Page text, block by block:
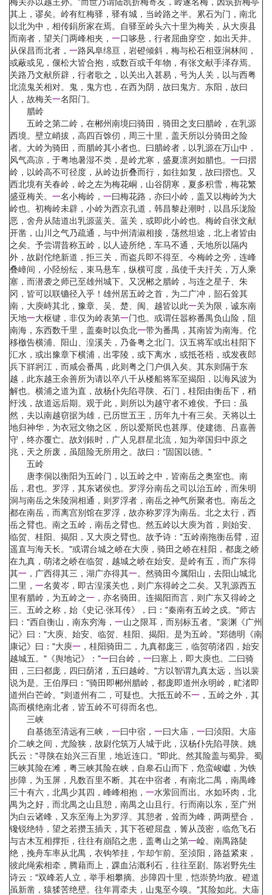
其上，谬矣。岭有红梅驿，驿有城，当岭路之半。累石为门，南北
以北为中，相传鋗所家在焉。自驿至岭头六十里为梅关，从大庾县
而南者，望关门两峰相夹， 一口哆悬，行者屈曲穿空，如出天井。
从保昌而北者， 一路风阜绵亘，岩磴倾斜，梅与松石相亚涧林间，
或蔽或见，偃松大皆合抱，或数百或千年物，有张文献手泽存焉。
关路乃文献所辟，行者歌之，以关出入甚易，号为人关，以与西粤
北流鬼关相对。鬼，鬼方也，在西为阴，故曰鬼方。东阳，故曰
人，故梅关一名阳门。
腊岭
五岭之第二岭，在郴州南境曰骑田，骑田之支曰腊岭，在乳源
西境。壁立峭拔，高四百馀仞，周三十里，盖天所以分骑田之险
者。大岭为骑田，而腊岭其小者也。曰腊岭者，以乳源在万山中，
风气高凉，于粤地暑湿不类，是岭尤寒，盛夏凛冽如腊也。 一曰摺
岭，以岭高不可径度，从岭边折叠而行，如往如复，故曰摺也。又
西北境有关春岭，岭之左为梅花峒，山谷阴寒，夏多积雪，梅花繁
盛亚梅关。 一名小梅岭， 一曰梅花路，亦曰小岭，盖又以梅岭为大
岭也。初梅岭未辟，小岭为西京孔道，韩昌黎赴潮时，以昌乐泷险
恶，舍舟从陆道出乳源蓝关。蓝关，或即此小岭也。梅岭自张文献
开凿，山川之气乃疏通，与中州清淑相接，荡然坦途，北上者皆由
之矣。予尝谓昔称五岭，以人迹所绝，车马不通，天地所以隔内
外，故尉佗绝新道，拒三关，而盗兵即不得至。今梅岭之旁，连峰
叠嶂间，小陉纷纭，束马悬车，纵横可度，虽使千夫扞关，万人乘
塞，而潜袭之师已至雄州城下。又况郴之腊岭，与连之星子、朱
冈，皆可以联镳径入乎！雄州居五岭之首，为二广冲，韶石耸其
南，大庾峙其北，豫章、吴、楚、闽、越皆以此一关为限，诚东南
天地一大枢键，非仅为岭表第一门也。或谓任嚣称番禺负山险，阻
南海，东西数千里，盖秦时以负北一带为番禺，其南皆为南海。佗
移檄告横浦、阳山、湟溪关，乃备粤之北门。汉五将军或出桂阳下
汇水，或出豫章下横浦，出零陵，或下离水，或抵苍梧，或发夜郎
兵下牂牁江，而咸会番禺，此则粤之门户俱入矣。其东则隔于东
越，此东越王余善所为请以卒八千从楼船将军至揭阳，以海风波为
解也。横浦之道为直，故杨仆先陷寻陕、石门，桂阳由衡岳下，稍
纡浅，故道远后期。观于此，则所以为越守者不难俟。予曰：虽
然，夫以南越窃据为雄，已历世五王，历年九十有三矣。天将以土
地归神华，为衣冠文物之区，所以爱斯民也甚厚。使建德、吕嘉善
守，终亦覆亡。故刘鋹时，广人见群星北流，知为举国归中原之
兆，天之所废，虽阻险无所用之。故曰："固国以德。"
五岭
唐李侗以衡阳为五岭门，以五岭之中，皆南岳之奥室也。南
岳，君也。罗浮，其东诸侯也。罗浮分南岳之司以治五岭，而朱明
洞与南岳之朱陵洞相通，则罗浮者，南岳之神气所聚者也。南岳之
都在南岳，而离宫别馆在罗浮，故亦称罗浮为南岳。北之太行，西
岳之臂也。南之五岭，南岳之臂也。然五岭以大庾为首，则始安、
临贺、桂阳、揭阳，又大庾之臂也。故予诗："五岭南拖衡岳臂，迢
遥直与海天长。"或谓台城之峤在大庾，骑田之峤在桂阳，都庞之峤
在九真，萌渚之峤在临贺，越城之峤在始安。是岭有五，而广东得
其一 ，广西得其三，湖广亦得其一。然骑田今属阳山，去阳山城北
二里， 一名黄岑，即古湟溪关也，则广东得岭之二矣。又乳源西五
里有腊岭，为五岭之一 ，亦名骑田。连揭阳而言，则广东又得岭之
三。五岭之称，始《史记·张耳传》，曰："秦南有五岭之戍。"师古
曰："西自衡山，南东穷海， 一山之限耳，而别标五者。"裴渊《广州
记》曰："大庾、始安、临贺、桂阳、揭阳。是为五岭。"郑德明《南
康记》曰："大庾一 ，桂阳骑田二，九真都庞三，临贺萌渚四，始安
越城五。"《舆地记》："一曰台岭， 一曰塞上，即大庾也。二曰骑
田，三曰都庞，四曰荫渚，五曰越岭。"方以智谓九真太远，当以裴
说为是。王伯厚曰："骑田即郴州腊岭，都庞即道州永明岭，甿渚即
道州白芒岭。"则道州有二，可疑也。大抵五岭不一 ，五岭之外，其
高而横绝南北者，皆五岭不可得而名也。
三峡
自基德至清远有三峡， 一曰中宿， 一曰大庙， 一曰浈阳。大庙
介二峡之间，尤险狭，故尉佗筑万人城于此，汉杨仆先陷寻陕。姚
氏云："寻陕在始兴三百里，地近连口。"即此。然其险盖与蜀异。蜀
三峡其险在滩，粤三峡其险在峡，自皋石山而下，危蛮峻巘，为铁
步障，为玉屏，凡数百里不断。其在中宿者，有南北二禺，南禺峰
三十有六，北禺少其四，峰峰相抱， 一水萦回而出。水如环肉，北
禺为之好，而北禺之山且憩，南禺之山且行。行而南以东，至广州
为白云诸峰，又东至海上为罗浮。其憩者，耸而为峰，两两壁合，
镵锐绝特，望之若攒玉插天，其下苍磴屈盘，箐从茂密，临危飞石
与古木互相撑拒，往往有崩陷之患，盖粤山之第一崄。南禺路陡
绝，挽舟车率从北禺，衣钩笮挂，乍却乍前。至浈阳，路益紧束，
彼此绳索相牵，腾藉而上，踝血沾溉利石，往往至剧。陈岩野先生
诗云："双峰若人立，举手相攀摘。步障四十里，恺崇势均敌。磴道
虽新凿，猿猱苦绝壁。往年罥牵夫，山鬼至今嗅。"其险如此。大庙